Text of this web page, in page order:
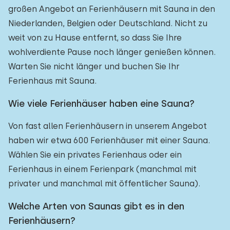
großen Angebot an Ferienhäusern mit Sauna in den
Niederlanden, Belgien oder Deutschland. Nicht zu
weit von zu Hause entfernt, so dass Sie Ihre
wohlverdiente Pause noch länger genießen können.
Warten Sie nicht länger und buchen Sie Ihr
Ferienhaus mit Sauna.
Wie viele Ferienhäuser haben eine Sauna?
Von fast allen Ferienhäusern in unserem Angebot
haben wir etwa 600 Ferienhäuser mit einer Sauna.
Wählen Sie ein privates Ferienhaus oder ein
Ferienhaus in einem Ferienpark (manchmal mit
privater und manchmal mit öffentlicher Sauna).
Welche Arten von Saunas gibt es in den
Ferienhäusern?